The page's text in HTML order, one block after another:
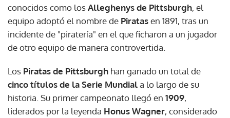
conocidos como losAlleghenys de Pittsburgh, el
equipo adoptó el nombre de Piratasen 1891, tras un
incidente de "piratería" en el que ficharon a un jugador
de otro equipo de manera controvertida.
Los Piratas de Pittsburgh han ganado un total de
cinco títulos de la Serie Mundiala lo largo de su
historia. Su primer campeonato llegó en 1909,
liderados por la leyenda Honus Wagner, considerado